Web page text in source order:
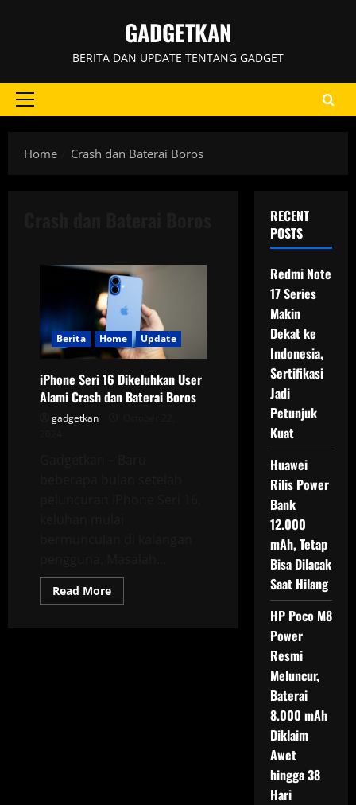
GADGETKAN
BERITA DAN UPDATE TENTANG GADGET
Primary
Home
Crash dan Baterai Boros
Berita Home Update
iPhone Seri 16 Dikeluhkan User
Alami Crash dan Baterai Boros
gadgetkan
Read MoreRead
more
RECENT
POSTS
Redmi Note
17 Series
Makin
Dekat ke
Indonesia,
Sertifikasi
Jadi
Petunjuk
Kuat
Huawei
Rilis Power
Bank
12.000
mAh, Tetap
Bisa Dilacak
Saat Hilang
HP Poco M8
Power
Resmi
Meluncur,
Baterai
8.000 mAh
Diklaim
Awet
hingga 38
Hari